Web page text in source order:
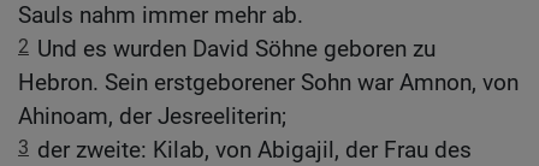
Sauls nahm immer mehr ab.
2 Und es wurden David Söhne geboren zu
Hebron. Sein erstgeborener Sohn war Amnon, von
Ahinoam, der Jesreeliterin;
3 der zweite: Kilab, von Abigajil, der Frau des